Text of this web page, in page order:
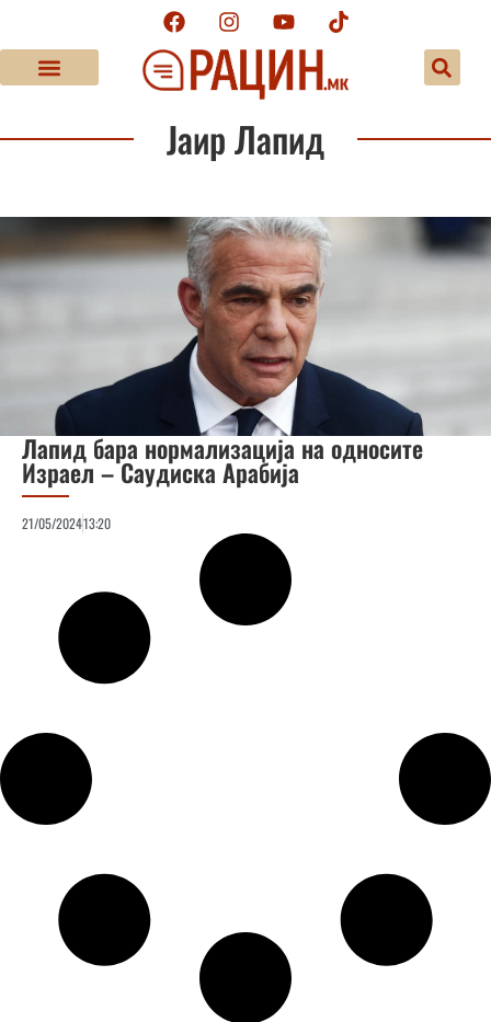
Јаир Лапид
Лапид бара нормализација на односите
Израел – Саудиска Арабија
21/05/202413:20